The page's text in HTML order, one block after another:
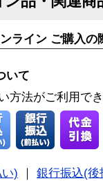
ライン ご購入の
いて
方法がご利用で
)
銀行振込(後